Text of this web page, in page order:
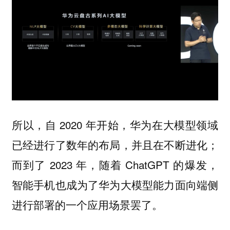
所以，自 2020 年开始，华为在大模型领域
已经进行了数年的布局，并且在不断进化；
而到了 2023 年，随着 ChatGPT 的爆发，
智能手机也成为了华为大模型能力面向端侧
进行部署的一个应用场景罢了。